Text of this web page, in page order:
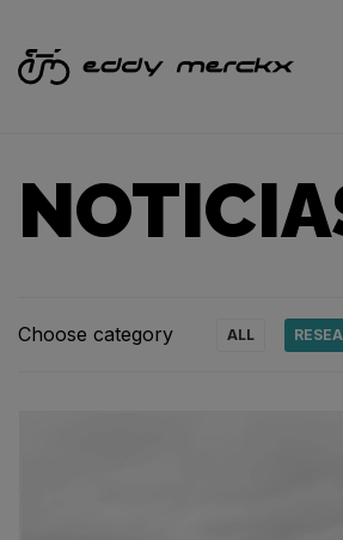
Choose category ALL